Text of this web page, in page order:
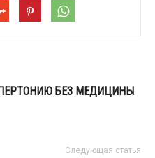
БЕЗ МЕДИЦИНЫ
Следующая статья